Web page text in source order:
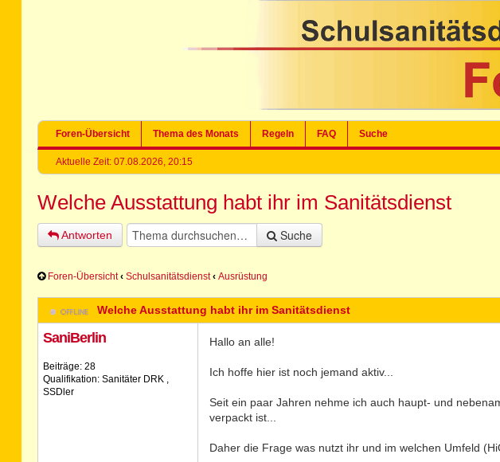
Foren-Übersicht Thema des Monats Regeln FAQ Suche
Aktuelle Zeit: 07.08.2026, 20:15
Welche Ausstattung habt ihr im Sanitätsdienst
Antworten Suche
Foren-Übersicht ‹ Schulsanitätsdienst ‹ Ausrüstung
Welche Ausstattung habt ihr im Sanitätsdienst
SaniBerlin
Beiträge: 28
Qualifikation: Sanitäter DRK ,
SSDler
Hallo an alle!
Ich hoffe hier ist noch jemand aktiv...
Seit ein paar Jahren nehme ich auch haupt- und
verpackt ist...
Daher die Frage was nutzt ihr und im welchen Umfeld